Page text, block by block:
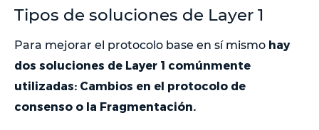
Tipos de soluciones de Layer 1
Para mejorar el protocolo base en sí mismo hay
dos soluciones de Layer 1 comúnmente
utilizadas: Cambios en el protocolo de
consenso o la Fragmentación.